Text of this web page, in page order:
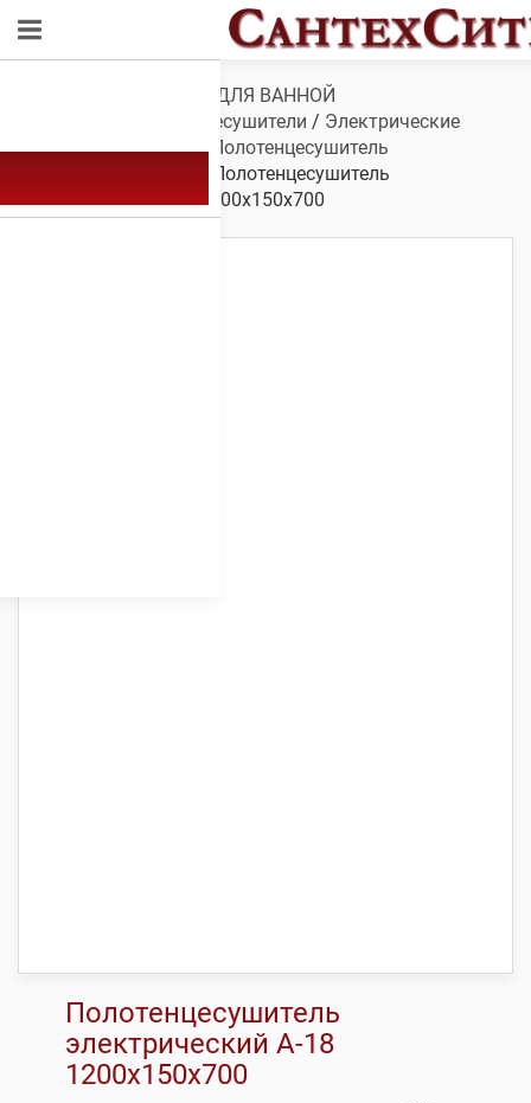
САНТЕХНИКА ДЛЯ ВАННОЙ
Полотенцесушители / Электрические
полотенцесушители/ Полотенцесушитель
/ Полотенцесушитель
электрический А-18 1200х150х700
Полотенцесушитель
электрический А-18
1200х150х700